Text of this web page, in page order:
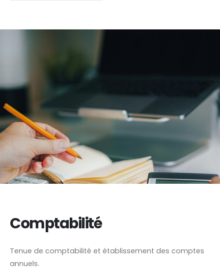
Comptabilité
Tenue de comptabilité et établissement des comptes
annuels.